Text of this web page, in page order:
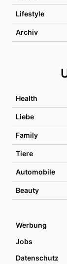
Lifestyle
Archiv
Health
Liebe
Family
Tiere
Automobile
Beauty
Werbung
Jobs
Datenschutz